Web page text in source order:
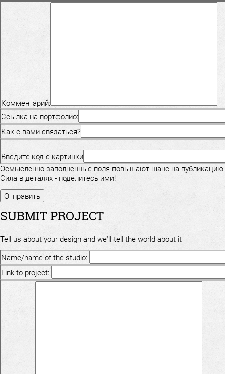
Комментарий:
Ссылка на портфолио:
Как с вами связаться?
Введите код с картинки
Осмысленно заполненные поля повышают шанс на публикацию
Сила в деталях - поделитесь ими!
SUBMIT PROJECT
Tell us about your design and we'll tell the world about it
Name/name of the studio:
Link to project: